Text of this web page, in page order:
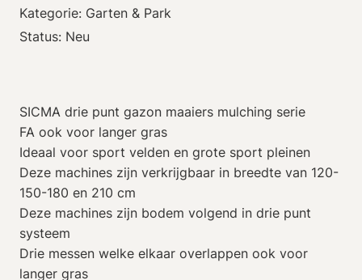
Kategorie: Garten & Park
Status: Neu
SICMA drie punt gazon maaiers mulching serie
FA ook voor langer gras
Ideaal voor sport velden en grote sport pleinen
Deze machines zijn verkrijgbaar in breedte van 120-
150-180 en 210 cm
Deze machines zijn bodem volgend in drie punt
systeem
Drie messen welke elkaar overlappen ook voor
langer gras